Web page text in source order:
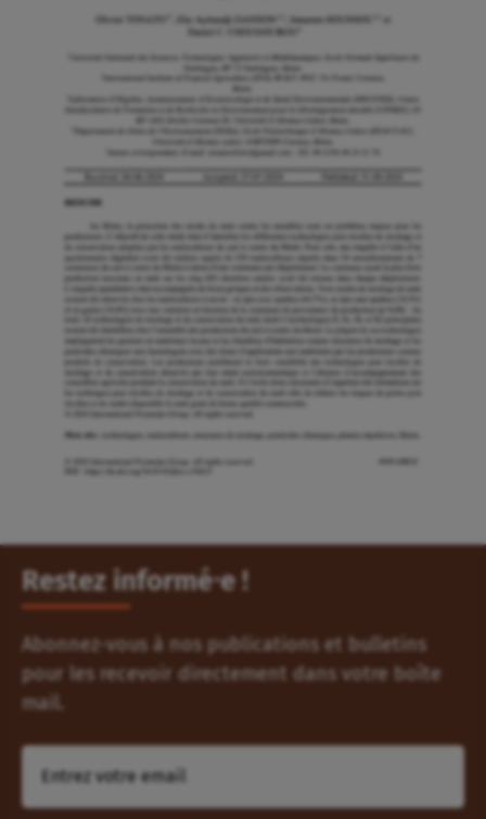
Restez informé⸱e !
Abonnez-vous à nos publications et bulletins
pour les recevoir directement dans votre boîte
mail.